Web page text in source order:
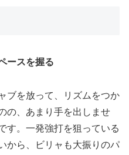
ースを握る
ブを放って、リズムをつか
の、あまり手を出しませ
す。一発強打を狙っている
から、ビリャも大振りのパ